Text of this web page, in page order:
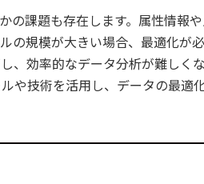
の課題も存在します。属性情報
の規模が大きい場合、最適化が
、効率的なデータ分析が難しく
や技術を活用し、データの最適